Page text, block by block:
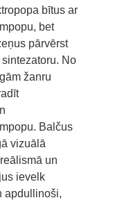
bītus ar
bet
pārvērst
No
žanru
Balčus
vizuālā
un
ievelk
apdullinoši,